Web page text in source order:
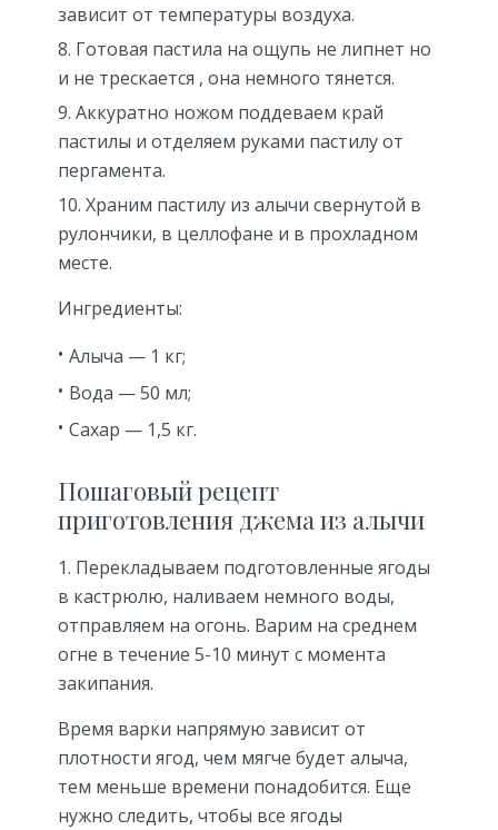
зависит от температуры воздуха.
Готовая пастила на ощупь не липнет но
и не трескается , она немного тянется.
Аккуратно ножом поддеваем край
пастилы и отделяем руками пастилу от
пергамента.
Храним пастилу из алычи свернутой в
рулончики, в целлофане и в прохладном
месте.
Ингредиенты:
Алыча — 1 кг;
Вода — 50 мл;
Сахар — 1,5 кг.
Пошаговый рецепт
приготовления джема из алычи
1. Перекладываем подготовленные ягоды
в кастрюлю, наливаем немного воды,
отправляем на огонь. Варим на среднем
огне в течение 5-10 минут с момента
закипания.
Время варки напрямую зависит от
плотности ягод, чем мягче будет алыча,
тем меньше времени понадобится. Еще
нужно следить, чтобы все ягоды